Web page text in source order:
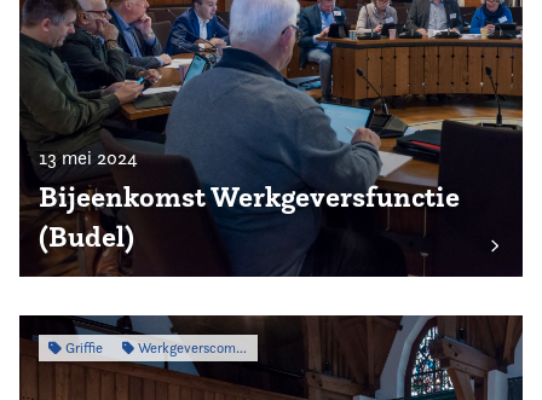
13 mei 2024
Bijeenkomst Werkgeversfunctie
(Budel)
Griffie Werkgeverscommissie